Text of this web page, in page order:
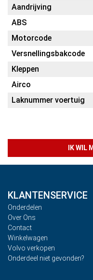
Aandrijving
ABS
Motorcode
Versnellingsbakcode
Kleppen
Airco
Laknummer voertuig
IK WIL
KLANTENSERVICE
Onderdelen
Over Ons
Contact
Winkelwagen
Volvo verkopen
Onderdeel niet gevonden?